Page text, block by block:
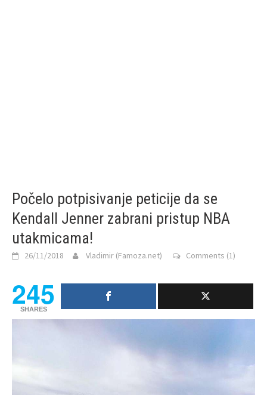
Počelo potpisivanje peticije da se
Kendall Jenner zabrani pristup NBA
utakmicama!
26/11/2018 Vladimir (Famoza.net) Comments (1)
245
SHARES